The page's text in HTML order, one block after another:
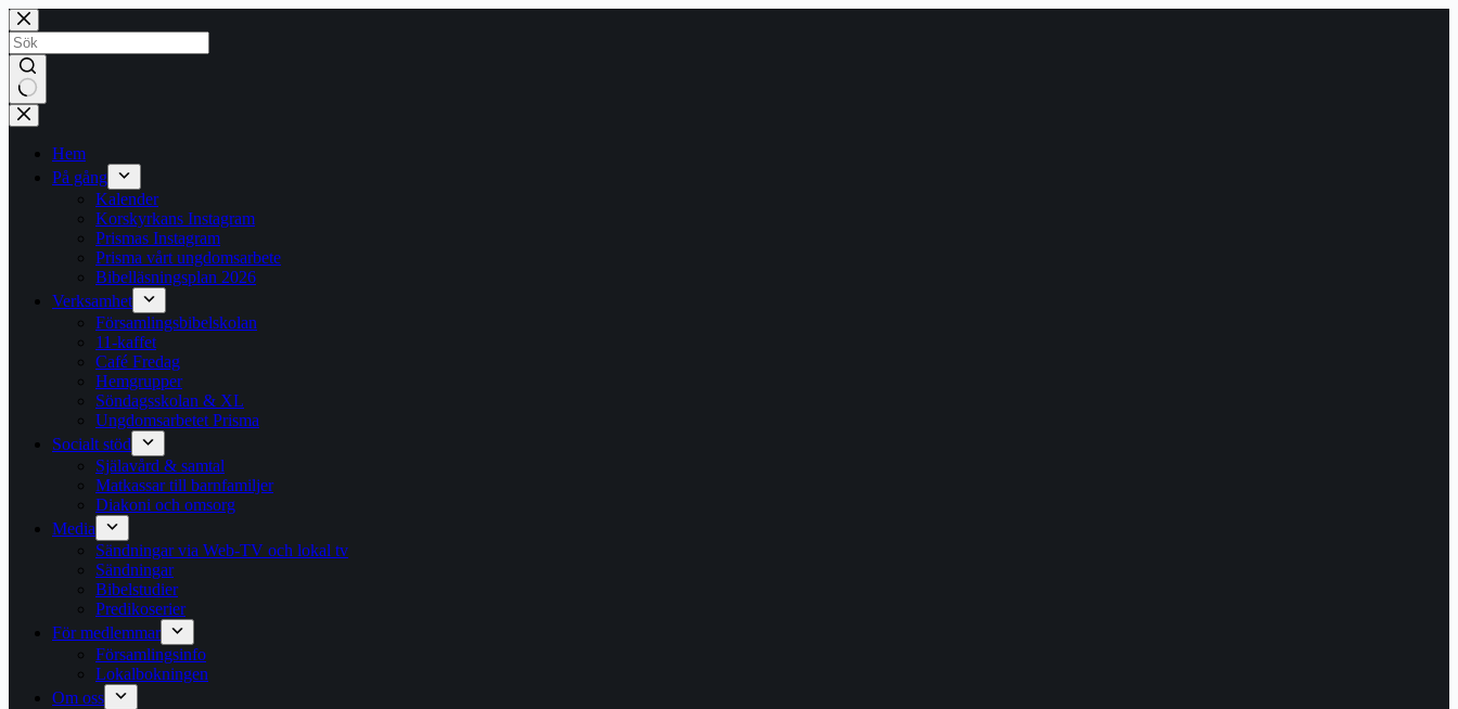
Hoppa
till
innehåll
Inga
resultat
Hem
På gång
Kalender
Korskyrkans Instagram
Prismas Instagram
Prisma vårt ungdomsarbete
Bibelläsningsplan 2026
Verksamhet
Församlingsbibelskolan
11-kaffet
Café Fredag
Hemgrupper
Söndagsskolan & XL
Ungdomsarbetet Prisma
Socialt stöd
Själavård & samtal
Matkassar till barnfamiljer
Diakoni och omsorg
Media
Sändningar via Web-TV och lokal tv
Sändningar
Bibelstudier
Predikoserier
För medlemmar
Församlingsinfo
Lokalbokningen
Om oss